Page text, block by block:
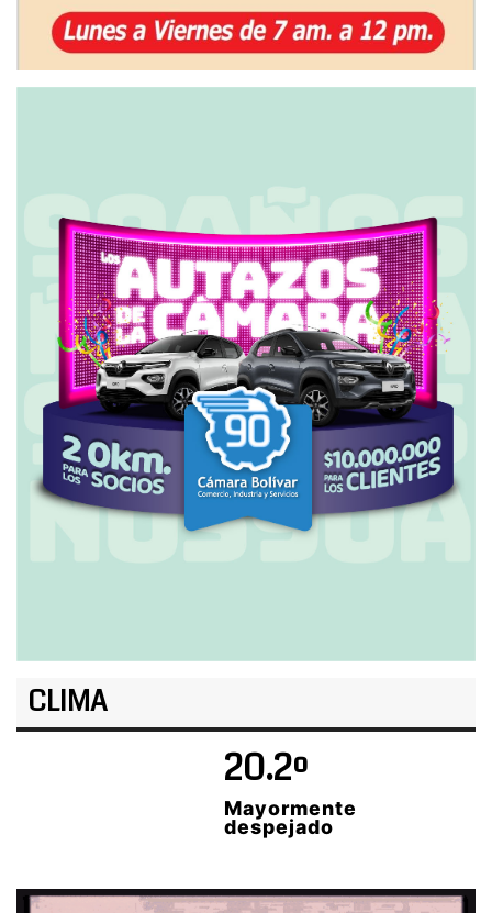
CLIMA
20.2º
Mayormente
despejado